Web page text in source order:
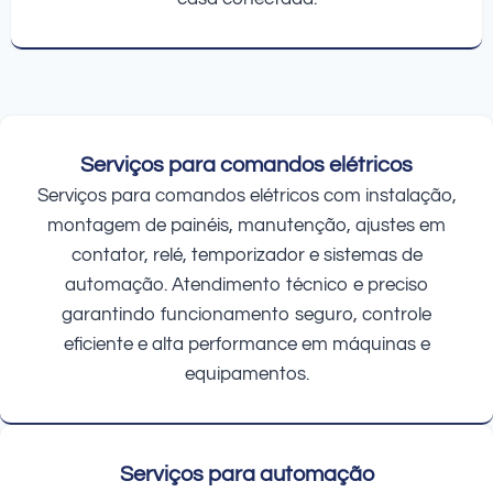
Serviços para comandos elétricos
Serviços para comandos elétricos com instalação,
montagem de painéis, manutenção, ajustes em
contator, relé, temporizador e sistemas de
automação. Atendimento técnico e preciso
garantindo funcionamento seguro, controle
eficiente e alta performance em máquinas e
equipamentos.
Serviços para automação